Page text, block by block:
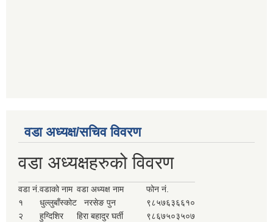
वडा अध्यक्ष/सचिव विवरण
वडा अध्यक्षहरुको विवरण
वडा नं.वडाको नाम वडा अध्यक्ष नाम
फोन नं.
१
धुल्लुबाँस्कोट नरसेङ पुन
९८५७६३६६१०
२
हुग्दिशिर हिरा बहादुर घर्ती
९८६७५०३५०७